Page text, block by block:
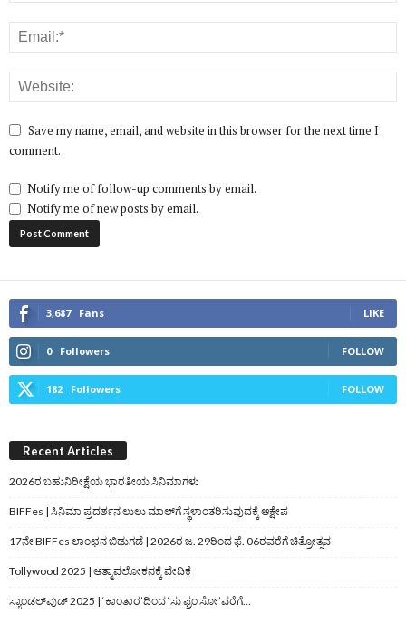
Save my name, email, and website in this browser for the next time I
comment.
Notify me of follow-up comments by email.
Notify me of new posts by email.
3,687 Fans LIKE
0 Followers FOLLOW
182 Followers FOLLOW
Recent Articles
2026ರ ಬಹುನಿರೀಕ್ಷೆಯ ಭಾರತೀಯ ಸಿನಿಮಾಗಳು
BIFFes | ಸಿನಿಮಾ ಪ್ರದರ್ಶನ ಲುಲು ಮಾಲ್‌ಗೆ ಸ್ಥಳಾಂತರಿಸುವುದಕ್ಕೆ ಆಕ್ಷೇಪ
17ನೇ BIFFes ಲಾಂಛನ ಬಿಡುಗಡೆ | 2026ರ ಜ. 29ರಿಂದ ಫೆ. 06ರವರೆಗೆ ಚಿತ್ರೋತ್ಸವ
Tollywood 2025 | ಆತ್ಮಾವಲೋಕನಕ್ಕೆ ವೇದಿಕೆ
ಸ್ಯಾಂಡಲ್‌ವುಡ್‌ 2025 | ‘ಕಾಂತಾರ’ದಿಂದ ‘ಸು ಫ್ರಂ ಸೋ’ವರೆಗೆ…